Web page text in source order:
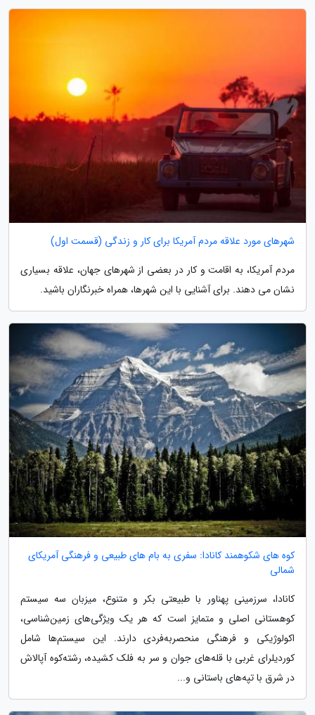
شهرهای مورد علاقه مردم آمریکا برای کار و زندگی (قسمت اول)
مردم آمریکا، به اقامت و کار در بعضی از شهرهای جهان، علاقه بسیاری
نشان می دهند. برای آشنایی با این شهرها، همراه خبرنگاران باشید.
کوه های شکوهمند کانادا: سفری به بام های طبیعی و فرهنگی آمریکای
شمالی
کانادا، سرزمینی پهناور با طبیعتی بکر و متنوع، میزبان سه سیستم
کوهستانی اصلی و متمایز است که هر یک ویژگی‌های زمین‌شناسی،
اکولوژیکی و فرهنگی منحصربه‌فردی دارند. این سیستم‌ها شامل
کوردیلرای غربی با قله‌های جوان و سر به فلک کشیده، رشته‌کوه آپالاش
در شرق با تپه‌های باستانی و...